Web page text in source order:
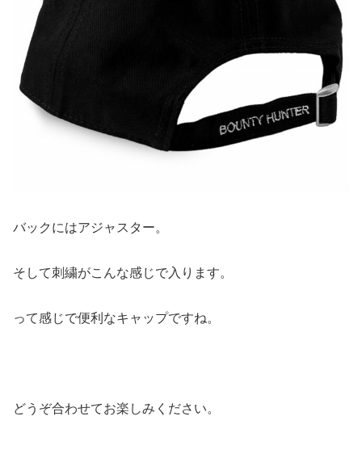
バックにはアジャスター。
そして刺繍がこんな感じで入ります。
って感じで便利なキャップですね。
どうぞ合わせてお楽しみください。